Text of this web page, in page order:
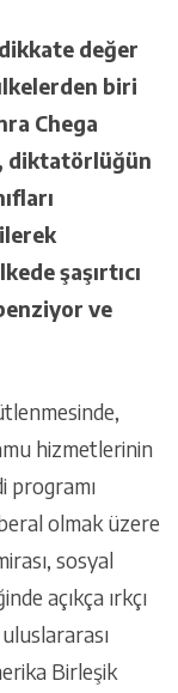
değer
biri
Chega
diktatörlüğün
şaşırtıcı
ve
hizmetlerinin
programı
olmak üzere
sosyal
açıkça ırkçı
Birleşik